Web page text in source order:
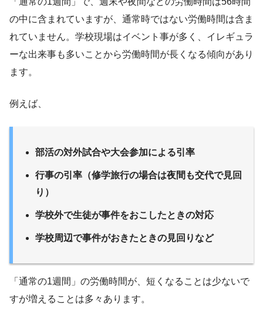
の中に含まれていますが、通常時ではない労働時間は含ま
れていません。学校現場はイベント事が多く、イレギュラ
ーな出来事も多いことから労働時間が長くなる傾向があり
ます。
例えば、
部活の対外試合や大会参加による引率
行事の引率（修学旅行の場合は夜間も交代で見回
り）
学校外で生徒が事件をおこしたときの対応
学校周辺で事件がおきたときの見回りなど
「通常の1週間」の労働時間が、短くなることは少ないで
すが増えることは多々あります。